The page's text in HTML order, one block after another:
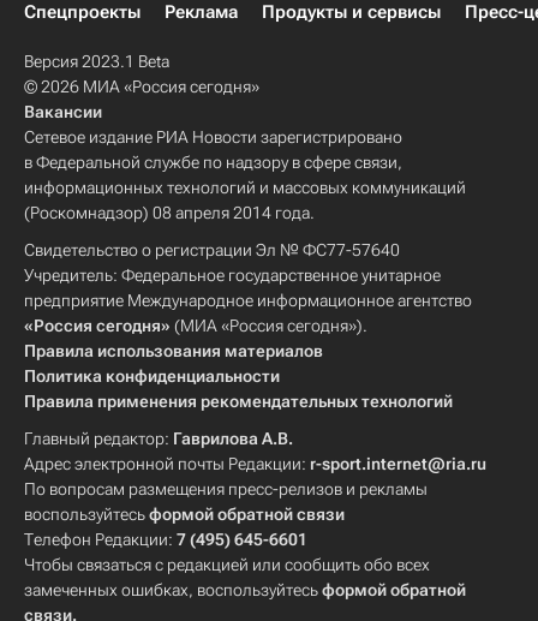
Спецпроекты
Реклама Продукты и сервисы Пресс-
Версия 2023.1 Beta
© 2026 МИА «Россия сегодня»
Вакансии
Сетевое издание РИА Новости зарегистрировано
в Федеральной службе по надзору в сфере связи,
информационных технологий и массовых коммуникаций
(Роскомнадзор) 08 апреля 2014 года.
Свидетельство о регистрации Эл № ФС77-57640
Учредитель: Федеральное государственное унитарное
предприятие Международное информационное агентство
«Россия сегодня» (МИА «Россия сегодня»).
Правила использования материалов
Политика конфиденциальности
Правила применения рекомендательных технологий
Главный редактор: Гаврилова А.В.
Адрес электронной почты Редакции: r-sport.internet@ria.ru
По вопросам размещения пресс-релизов и рекламы
воспользуйтесьформой обратной связи
Телефон Редакции: 7 (495) 645-6601
Чтобы связаться с редакцией или сообщить обо всех
замеченных ошибках, воспользуйтесьформой обратной
связи.